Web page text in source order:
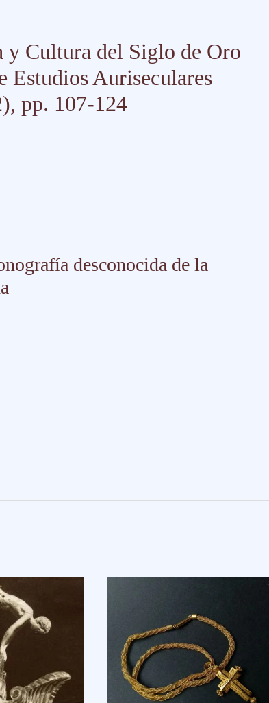
y Cultura del Siglo de Oro
Auriseculares
pp. 107-124
desconocida de la